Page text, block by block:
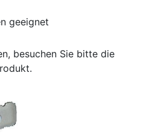
geeignet
besuchen Sie bitte die